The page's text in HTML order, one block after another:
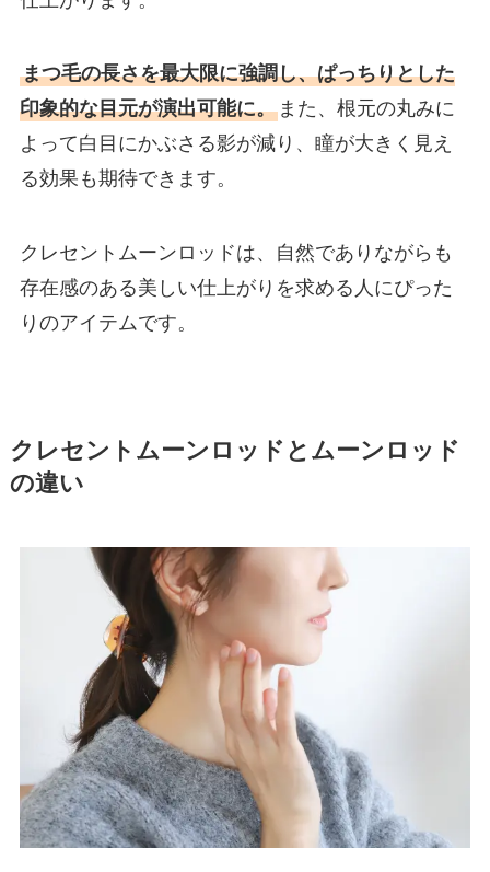
まつ毛の長さを最大限に強調し、ぱっちりとした
印象的な目元が演出可能に。また、根元の丸みに
よって白目にかぶさる影が減り、瞳が大きく見え
る効果も期待できます。
クレセントムーンロッドは、自然でありながらも
存在感のある美しい仕上がりを求める人にぴった
りのアイテムです。
クレセントムーンロッドとムーンロッド
の違い